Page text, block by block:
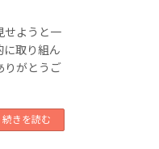
せようと一
に取り組ん
りがとうご
続きを読む